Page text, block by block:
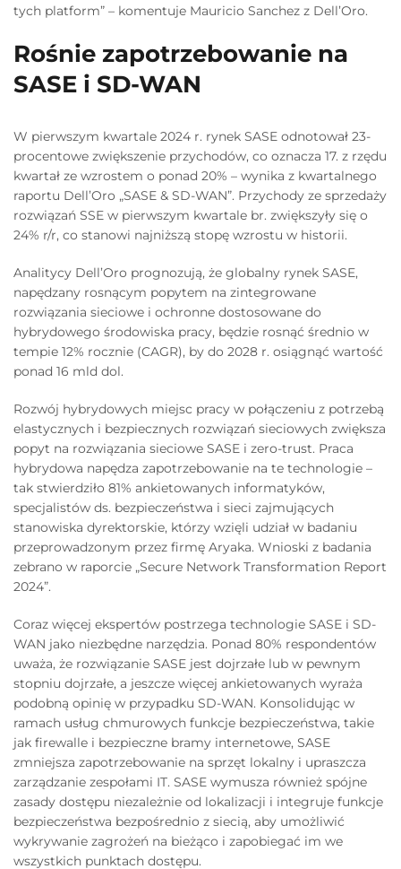
tych platform” – komentuje Mauricio Sanchez z Dell’Oro.
Rośnie zapotrzebowanie na
SASE i SD-WAN
W pierwszym kwartale 2024 r. rynek SASE odnotował 23-
procentowe zwiększenie przychodów, co oznacza 17. z rzędu
kwartał ze wzrostem o ponad 20% – wynika z kwartalnego
raportu Dell’Oro „SASE & SD-WAN”. Przychody ze sprzedaży
rozwiązań SSE w pierwszym kwartale br. zwiększyły się o
24% r/r, co stanowi najniższą stopę wzrostu w historii.
Analitycy Dell’Oro prognozują, że globalny rynek SASE,
napędzany rosnącym popytem na zintegrowane
rozwiązania sieciowe i ochronne dostosowane do
hybrydowego środowiska pracy, będzie rosnąć średnio w
tempie 12% rocznie (CAGR), by do 2028 r. osiągnąć wartość
ponad 16 mld dol.
Rozwój hybrydowych miejsc pracy w połączeniu z potrzebą
elastycznych i bezpiecznych rozwiązań sieciowych zwiększa
popyt na rozwiązania sieciowe SASE i zero-trust. Praca
hybrydowa napędza zapotrzebowanie na te technologie –
tak stwierdziło 81% ankietowanych informatyków,
specjalistów ds. bezpieczeństwa i sieci zajmujących
stanowiska dyrektorskie, którzy wzięli udział w badaniu
przeprowadzonym przez firmę Aryaka. Wnioski z badania
zebrano w raporcie „Secure Network Transformation Report
2024”.
Coraz więcej ekspertów postrzega technologie SASE i SD-
WAN jako niezbędne narzędzia. Ponad 80% respondentów
uważa, że rozwiązanie SASE jest dojrzałe lub w pewnym
stopniu dojrzałe, a jeszcze więcej ankietowanych wyraża
podobną opinię w przypadku SD-WAN. Konsolidując w
ramach usług chmurowych funkcje bezpieczeństwa, takie
jak firewalle i bezpieczne bramy internetowe, SASE
zmniejsza zapotrzebowanie na sprzęt lokalny i upraszcza
zarządzanie zespołami IT. SASE wymusza również spójne
zasady dostępu niezależnie od lokalizacji i integruje funkcje
bezpieczeństwa bezpośrednio z siecią, aby umożliwić
wykrywanie zagrożeń na bieżąco i zapobiegać im we
wszystkich punktach dostępu.